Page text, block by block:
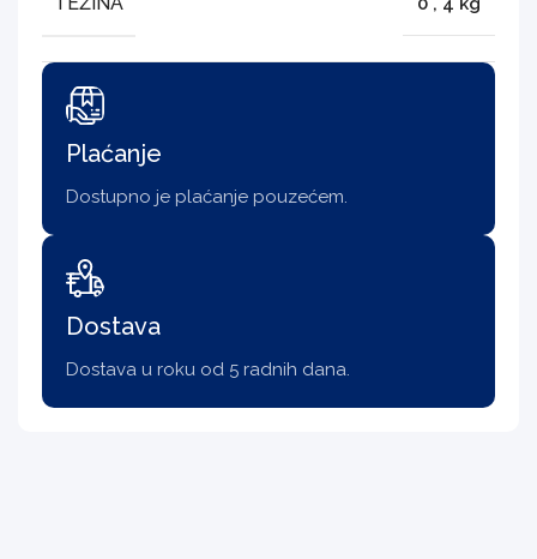
Plaćanje
Dostupno je plaćanje pouzećem.
Dostava
Dostava u roku od 5 radnih dana.